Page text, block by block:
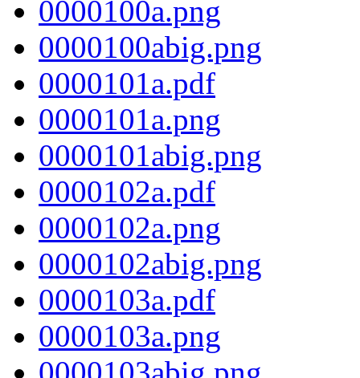
0000100a.png
0000100abig.png
0000101a.pdf
0000101a.png
0000101abig.png
0000102a.pdf
0000102a.png
0000102abig.png
0000103a.pdf
0000103a.png